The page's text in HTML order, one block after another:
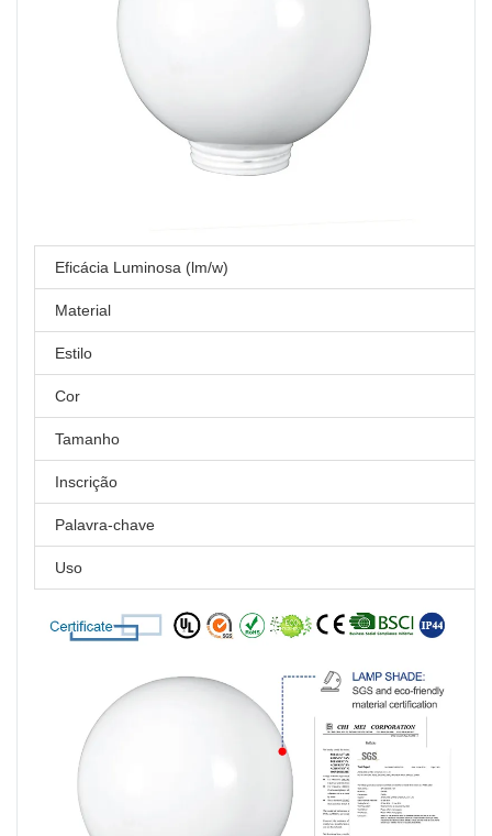
Eficácia Luminosa (lm/w)
Material
Estilo
Cor
Tamanho
Inscrição
Palavra-chave
Uso